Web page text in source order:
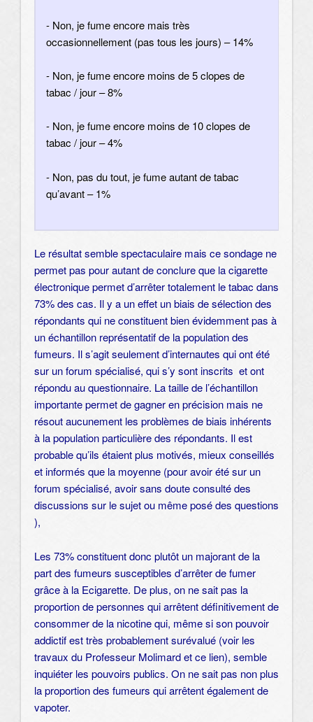
- Non, je fume encore mais très
occasionnellement (pas tous les jours) – 14%
- Non, je fume encore moins de 5 clopes de
tabac / jour – 8%
- Non, je fume encore moins de 10 clopes de
tabac / jour – 4%
- Non, pas du tout, je fume autant de tabac
qu’avant – 1%
Le résultat semble spectaculaire mais ce sondage ne
permet pas pour autant de conclure que la cigarette
électronique permet d’arrêter totalement le tabac dans
73% des cas. Il y a un effet un biais de sélection des
répondants qui ne constituent bien évidemment pas à
un échantillon représentatif de la population des
fumeurs. Il s’agit seulement d’internautes qui ont été
sur un forum spécialisé, qui s’y sont inscrits et ont
répondu au questionnaire. La taille de l’échantillon
importante permet de gagner en précision mais ne
résout aucunement les problèmes de biais inhérents
à la population particulière des répondants. Il est
probable qu’ils étaient plus motivés, mieux conseillés
et informés que la moyenne (pour avoir été sur un
forum spécialisé, avoir sans doute consulté des
discussions sur le sujet ou même posé des questions
),
Les 73% constituent donc plutôt un majorant de la
part des fumeurs susceptibles d’arrêter de fumer
grâce à la Ecigarette. De plus, on ne sait pas la
proportion de personnes qui arrêtent définitivement de
consommer de la nicotine qui, même si son pouvoir
addictif est très probablement surévalué (voir les
travaux du Professeur Molimard etce lien), semble
inquiéter les pouvoirs publics. On ne sait pas non plus
la proportion des fumeurs qui arrêtent également de
vapoter.